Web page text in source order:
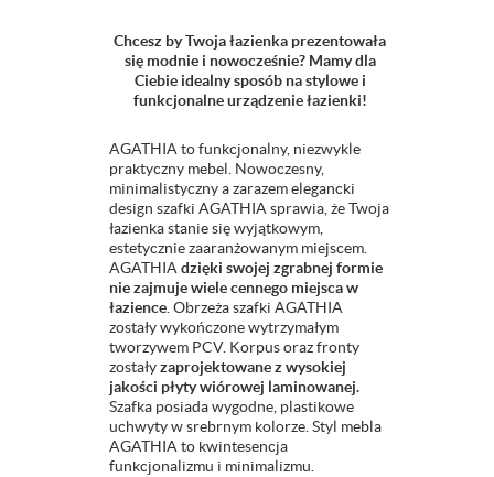
Chcesz by Twoja łazienka prezentowała
się modnie i nowocześnie? Mamy dla
Ciebie idealny sposób na stylowe i
funkcjonalne urządzenie łazienki!
AGATHIA to funkcjonalny, niezwykle
praktyczny mebel. Nowoczesny,
minimalistyczny a zarazem elegancki
design szafki AGATHIA sprawia, że Twoja
łazienka stanie się wyjątkowym,
estetycznie zaaranżowanym miejscem.
AGATHIAdzięki swojej zgrabnej formie
nie zajmuje wiele cennego miejsca w
łazience. Obrzeża szafki AGATHIA
zostały wykończone wytrzymałym
tworzywem PCV. Korpus oraz fronty
zostałyzaprojektowane z wysokiej
jakości płyty wiórowej laminowanej.
Szafka posiada wygodne, plastikowe
uchwyty w srebrnym kolorze. Styl mebla
AGATHIA to kwintesencja
funkcjonalizmu i minimalizmu.